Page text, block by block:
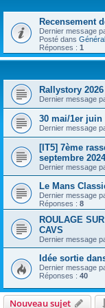
Recensement
Dernier message
Posté dans Général
Réponses : 1
Rallystory 2026
Dernier message
30 mai/1er juin
Dernier message
[IT5] 7ème
septembre 2024
Dernier message
Le Mans
Dernier message
Réponses : 8
ROULAGE
CAVS
Dernier message
Idée sortie
Dernier message
Réponses : 40
Nouveau sujet